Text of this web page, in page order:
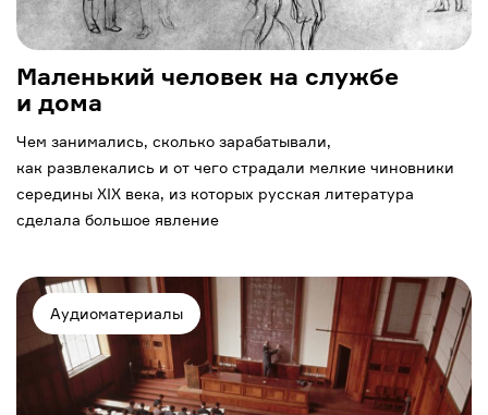
Маленький человек на службе
и дома
Чем занимались, сколько зарабатывали,
как развлекались и от чего страдали мелкие чиновники
середины XIX века, из которых русская литература
сделала большое явление
Аудиоматериалы